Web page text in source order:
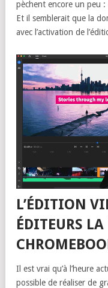
pèchent encore un peu :
Et il semblerait que la
avec l’activation de
L’ÉDITION
ÉDITEURS
Il est vrai qu’à l’heure
possible de réaliser de